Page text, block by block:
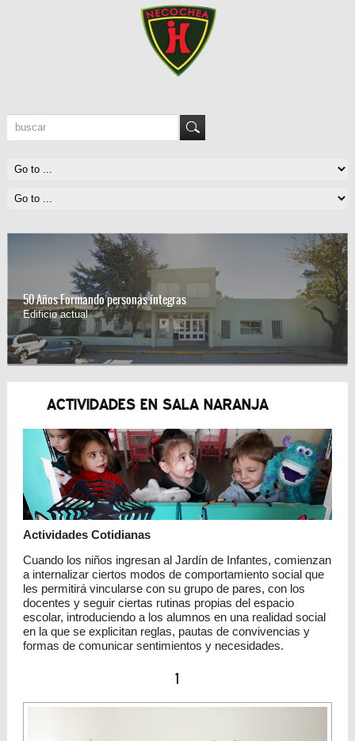
50 Años formando personas íntegras
Colocación de la Piedra Fundamental
ACTIVIDADES EN SALA NARANJA
Actividades Cotidianas
Cuando los niños ingresan al Jardín de Infantes, comienzan
a internalizar ciertos modos de comportamiento social que
les permitirá vincularse con su grupo de pares, con los
docentes y seguir ciertas rutinas propias del espacio
escolar, introduciendo a los alumnos en una realidad social
en la que se explicitan reglas, pautas de convivencias y
formas de comunicar sentimientos y necesidades.
1